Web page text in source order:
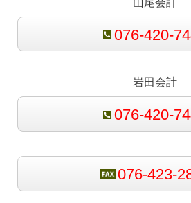
076-420-
岩田会計
076-420-
076-423-